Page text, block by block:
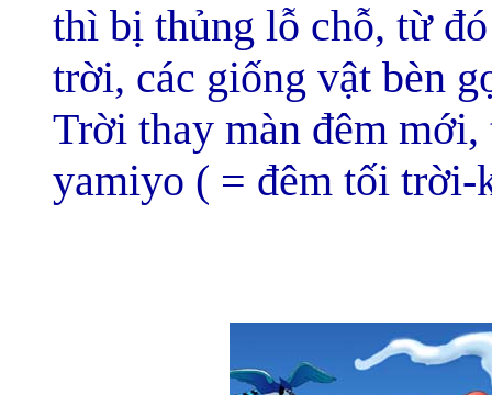
thì bị thủng lỗ chỗ, từ
trời, các giống vật bèn
Trời thay màn đêm
yamiyo ( = đêm tối trời-